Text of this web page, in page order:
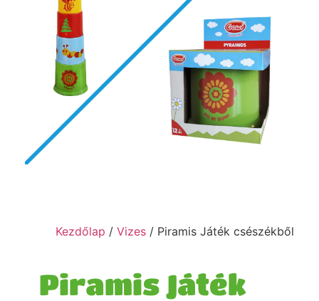
Kezdőlap / Vizes / Piramis Játék csészékből
Piramis Játék